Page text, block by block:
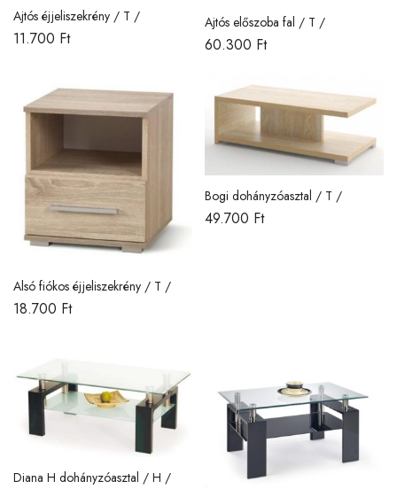
Ajtós éjjeliszekrény / T /
11.700 Ft
Ajtós előszoba fal / T /
60.300 Ft
Alsó fiókos éjjeliszekrény / T /
18.700 Ft
Bogi dohányzóasztal / T /
49.700 Ft
Diana H dohányzóasztal / H /